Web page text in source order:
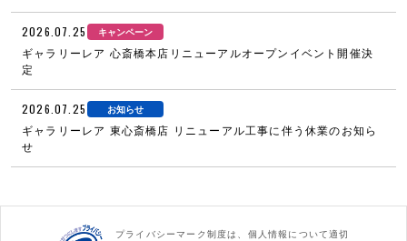
2026.07.25 キャンペーン
ギャラリーレア 心斎橋本店リニューアルオープンイベント開催決
定
2026.07.25 お知らせ
ギャラリーレア 東心斎橋店 リニューアル工事に伴う休業のお知ら
せ
プライバシーマーク制度は、個人情報について適切